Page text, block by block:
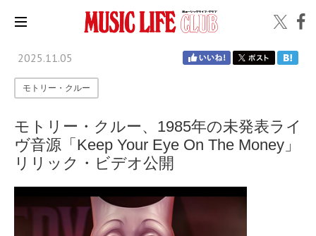
2025.11.05
モトリー・クルー
モトリー・クルー、1985年の未発表ライ
ヴ音源「Keep Your Eye On The Money」
リリック・ビデオ公開